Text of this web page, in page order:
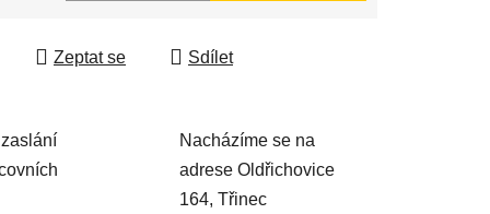
Zeptat se Sdílet
Nacházíme se na
adrese Oldřichovice
164, Třinec